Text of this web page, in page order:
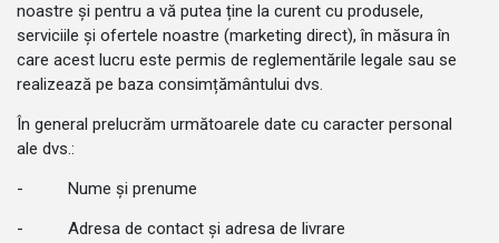
noastre și pentru a vă putea ține la curent cu produsele,
serviciile și ofertele noastre (marketing direct), în măsura în
care acest lucru este permis de reglementările legale sau se
realizează pe baza consimțământului dvs.
În general prelucrăm următoarele date cu caracter personal
ale dvs.:
- Nume și prenume
- Adresa de contact și adresa de livrare